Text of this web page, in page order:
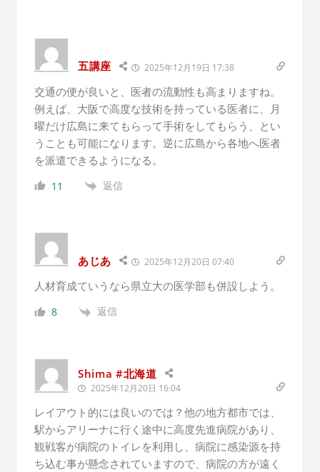
五講座 2025年12月19日 17:38
交通の便が良いと、医者の流動性も高まりますね。
例えば、大阪で高度な技術を持っている医者に、月
曜だけ広島に来てもらって手術をしてもらう、とい
うことも可能になります。逆に広島から各地へ医者
を派遣できるようになる。
11 返信
あじあ 2025年12月20日 07:40
人材育成ていうなら県立大の医学部も併設しよう。
8 返信
Shima #北海道
2025年12月20日 16:04
レイアウト的には良いのでは？他の地方都市では、
駅からアリーナに行く途中に高度先進病院があり、
観戦客が病院のトイレを利用し、病院に感染源を持
ち込む事が懸念されていますので、病院の方が遠く